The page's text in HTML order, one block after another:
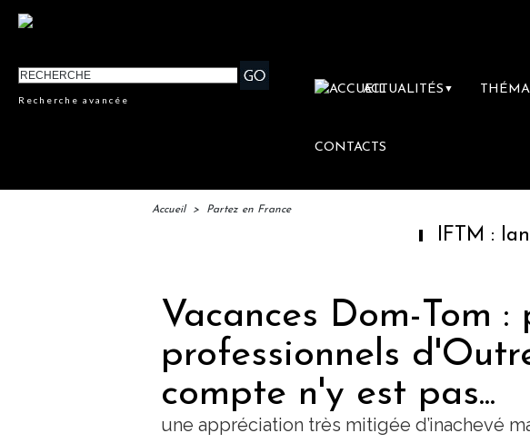
Recherche avancée
ACTUALITÉS ▼
CONTACTS
Accueil > Partez en France
IFTM : lancement
Vacances Dom-Tom :
professionnels
compte n'y est pas...
une appréciation très mitigée d’inachevé